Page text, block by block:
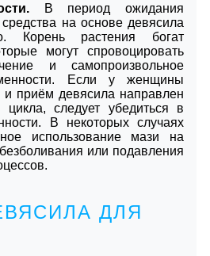
В период ожидания
на основе девясила
Корень растения богат
могут спровоцировать
и самопроизвольное
Если у женщины
приём девясила направлен
цикла, следует убедиться в
В некоторых случаях
использование мази на
или подавления
ДЛЯ